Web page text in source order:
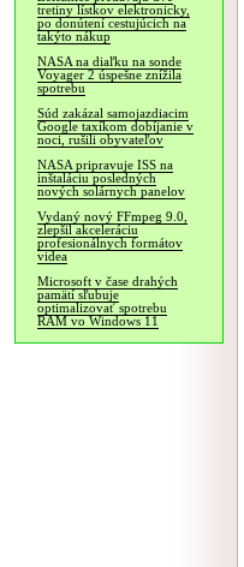
tretiny lístkov elektronicky,
po donútení cestujúcich na
takýto nákup
NASA na diaľku na sonde
Voyager 2 úspešne znížila
spotrebu
Súd zakázal samojazdiacim
Google taxíkom dobíjanie v
noci, rušili obyvateľov
NASA pripravuje ISS na
inštaláciu posledných
nových solárnych panelov
Vydaný nový FFmpeg 9.0,
zlepšil akceleráciu
profesionálnych formátov
videa
Microsoft v čase drahých
pamätí sľubuje
optimalizovať spotrebu
RAM vo Windows 11